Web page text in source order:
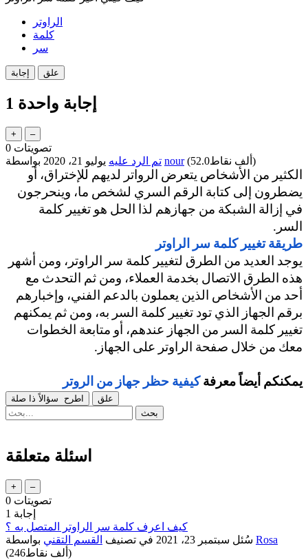
الراوتر
كلمة
سر
1 إجابة واحدة
0 تصويتات
تم الرد عليه يوليو 21، 2020 nour ( 52.0ألف نقاط)
السر.
طريقة تغيير كلمة سر الراوتر
معك من خلال صفحة الراوتر على الجهاز.
يمكنكم أيضاً معرفة كيفية حظر جهاز من الروتر
اسئلة متعلقة
0 تصويتات
1 إجابة
كيف اعرف كلمة سر الراوتر المتصل به ؟
سُئل سبتمبر 23، 2021 في تصنيف القسم التقني
Rosa
(
246ألف نقاط)